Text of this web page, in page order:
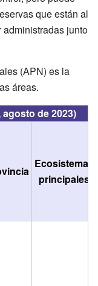
que están al
junto
(APN) es la
áreas.
de 2023)
Ecosistemas
principales